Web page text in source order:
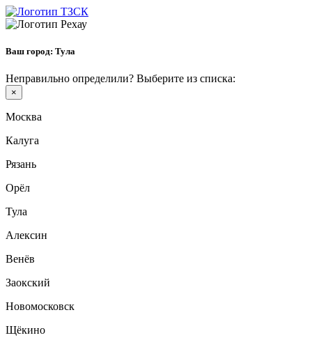
Ваш город: Тула
Неправильно определили? Выберите из списка:
×
Москва
Калуга
Рязань
Орёл
Тула
Алексин
Венёв
Заокский
Новомосковск
Щёкино